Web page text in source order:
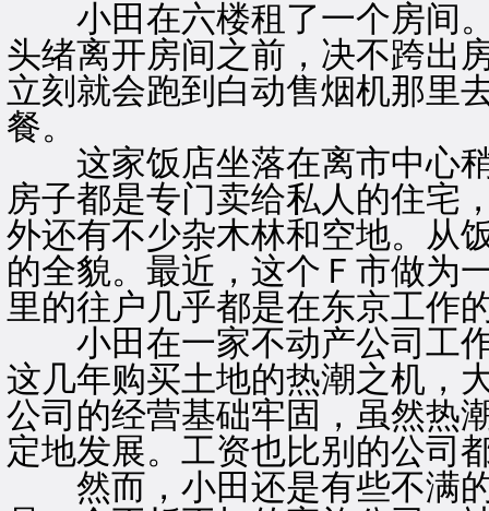
小田在六楼租了一个房间。
头绪离开房间之前，决不跨出
立刻就会跑到白动售烟机那里
餐。
这家饭店坐落在离市中心稍
房子都是专门卖给私人的住宅
外还有不少杂木林和空地。从
的全貌。最近，这个Ｆ市做为
里的往户几乎都是在东京工作
小田在一家不动产公司工作
这几年购买土地的热潮之机，
公司的经营基础牢固，虽然热
定地发展。工资也比别的公司
然而，小田还是有些不满的